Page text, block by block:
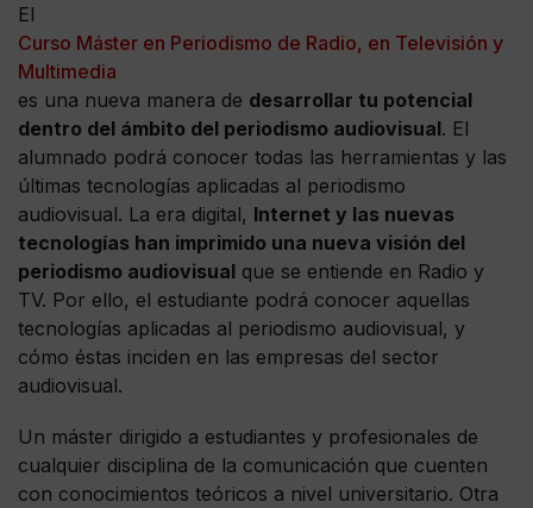
El
Curso Máster en Periodismo de Radio, en Televisión y
Multimedia
es una nueva manera de desarrollar tu potencial
dentro del ámbito del periodismo audiovisual. El
alumnado podrá conocer todas las herramientas y las
últimas tecnologías aplicadas al periodismo
audiovisual. La era digital, Internet y las nuevas
tecnologías han imprimido una nueva visión del
periodismo audiovisual que se entiende en Radio y
TV. Por ello, el estudiante podrá conocer aquellas
tecnologías aplicadas al periodismo audiovisual, y
cómo éstas inciden en las empresas del sector
audiovisual.
Un máster dirigido a estudiantes y profesionales de
cualquier disciplina de la comunicación que cuenten
con conocimientos teóricos a nivel universitario. Otra